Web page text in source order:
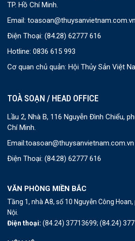
TP. Hồ Chí Minh.
Email: toasoan@thuysanvietnam.com.vn
Điện Thoại: (84.28) 62777 616
Hotline: 0836 615 993
Cơ quan chủ quản: Hội Thủy Sản Việt
TOÀ SOẠN / HEAD OFFICE
Lầu 2, Nhà B, 116 Nguyễn Đình Chiểu,
Chí Minh.
Email:toasoan@thuysanvietnam.com.vn
Điện Thoại: (84.28) 62777 616
VĂN PHÒNG MIỀN BẮC
Tầng 1, nhà A8, số 10 Nguyễn Công
Nội.
Điện thoại: (84.24) 37713699; (84.24)